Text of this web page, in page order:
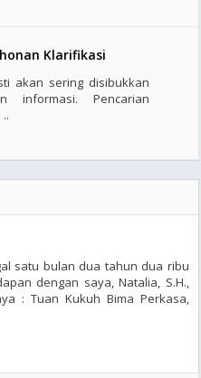
Klarifikasi
akan sering disibukkan
informasi. Pencarian
satu bulan dua tahun dua ribu
dengan saya, Natalia, S.H.,
: Tuan Kukuh Bima Perkasa,